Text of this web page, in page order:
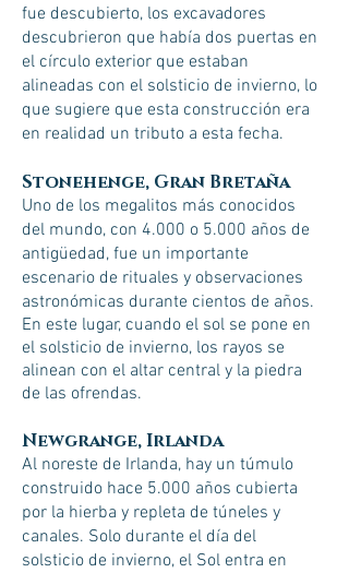
fue descubierto, los excavadores
descubrieron que había dos puertas en
el círculo exterior que estaban
alineadas con el solsticio de invierno, lo
que sugiere que esta construcción era
en realidad un tributo a esta fecha.
Stonehenge, Gran Bretaña
Uno de los megalitos más conocidos
del mundo, con 4.000 o 5.000 años de
antigüedad, fue un importante
escenario de rituales y observaciones
astronómicas durante cientos de años.
En este lugar, cuando el sol se pone en
el solsticio de invierno, los rayos se
alinean con el altar central y la piedra
de las ofrendas.
Newgrange, Irlanda
Al noreste de Irlanda, hay un túmulo
construido hace 5.000 años cubierta
por la hierba y repleta de túneles y
canales. Solo durante el día del
solsticio de invierno, el Sol entra en